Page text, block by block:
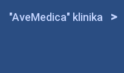
"AveMedica" klinika >